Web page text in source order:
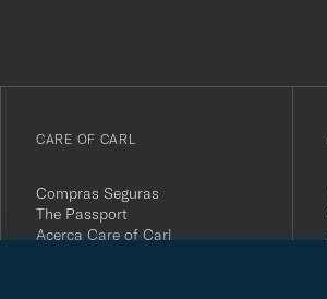
CARE OF CARL
Compras Seguras
The Passport
Acerca Care of Carl